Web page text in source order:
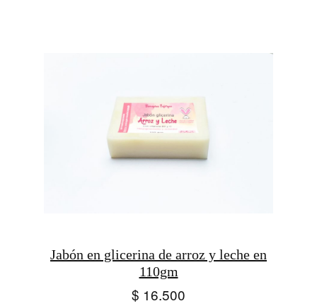
Jabón en glicerina de arroz y leche en
110gm
$ 16.500